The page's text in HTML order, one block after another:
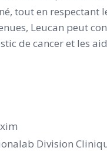
tout en respectant
Leucan peut
de cancer et les
Division